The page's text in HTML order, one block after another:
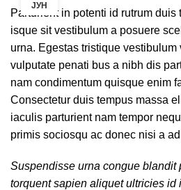
ЈУН
Parturient in potenti id rutrum
isque sit vestibulum a posuere
urna. Egestas tristique vestibulum
vulputate penati bus a nibh dis
nam condimentum quisque enim
Consectetur duis tempus massa
iaculis parturient nam tempor
primis sociosqu ac donec nisi a
Suspendisse urna congue blandit
torquent sapien aliquet ultricies id